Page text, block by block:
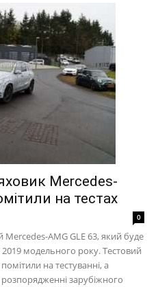
Mercedes-
на тестах
0
AMG GLE 63, який буде
модельного року. Тестовий
на тестуванні, а
зарубіжного